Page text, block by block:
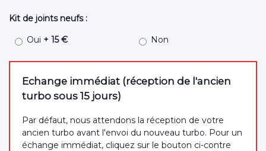
Kit de joints neufs :
Oui + 15 € Non
Echange immédiat (réception de l'ancien
turbo sous 15 jours)
Par défaut, nous attendons la réception de votre
ancien turbo avant l'envoi du nouveau turbo. Pour un
échange immédiat, cliquez sur le bouton ci-contre